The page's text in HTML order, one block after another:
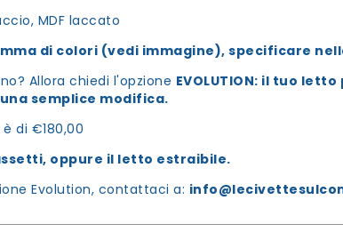
MDF laccato
di colori (vedi immagine), specificare
Allora chiedi l'opzione EVOLUTION: il tuo letto
semplice modifica.
di €180,00
oppure il letto estraibile.
Evolution, contattaci a: